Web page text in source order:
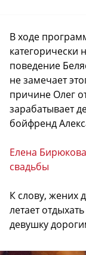
В ходе
категорически
поведение
не замечает
причине Олег
зарабатывает
бойфренд
Елена
свадьбы
К слову, жених
летает
девушку